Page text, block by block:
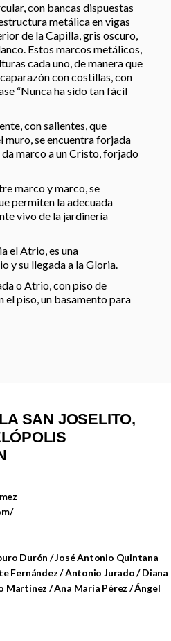
con bancas dispuestas
metálica en vigas
de la Capilla, gris oscuro,
Estos marcos metálicos,
cada uno, de manera que
con costillas, con
“Nunca ha sido tan fácil
con salientes, que
muro, se encuentra forjada
marco a un Cristo, forjado
marco y marco, se
permiten la adecuada
vivo de la jardinería
el Atrio, es una
y su llegada a la Gloria.
o Atrio, con piso de
el piso, un basamento para
SAN JOSELITO,
Durón / José Antonio Quintana
Fernández / Antonio Jurado / Diana
Martínez / Ana María Pérez / Ángel